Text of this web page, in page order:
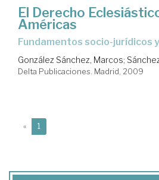
El Derecho
Américas
fundamentos socio-jurídicos
González Sánchez, Marcos;
Delta Publicaciones. Madrid, 2009
« 1